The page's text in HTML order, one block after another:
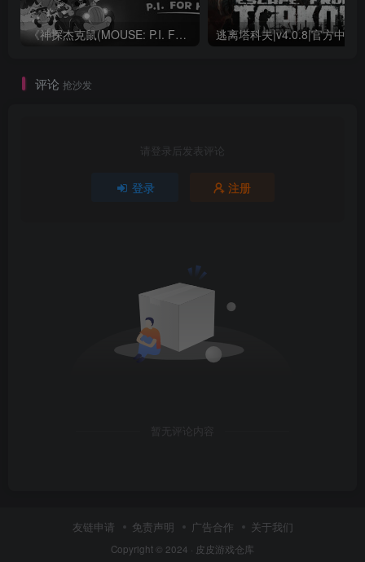
《神探杰克鼠(MOUSE: P.I. For Hire)》|v1.1.0.8432|中文|免安装硬盘版
评论 抢沙发
请登录后发表评论
登录 注册
暂无评论内容
友链申请 免责声明 广告合作 关于我们
Copyright © 2024 · 皮皮游戏仓库